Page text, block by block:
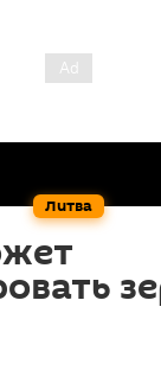
Литва